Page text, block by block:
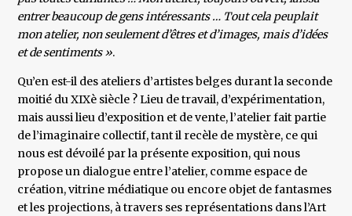
entrer beaucoup de gens intéressants … Tout cela peuplait
mon atelier, non seulement d’êtres et d’images, mais d’idées
et de sentiments ».
Qu’en est-il des ateliers d’artistes belges durant la seconde
moitié du XIXè siècle ? Lieu de travail, d’expérimentation,
mais aussi lieu d’exposition et de vente, l’atelier fait partie
de l’imaginaire collectif, tant il recèle de mystère, ce qui
nous est dévoilé par la présente exposition, qui nous
propose un dialogue entre l’atelier, comme espace de
création, vitrine médiatique ou encore objet de fantasmes
et les projections, à travers ses représentations dans l’Art